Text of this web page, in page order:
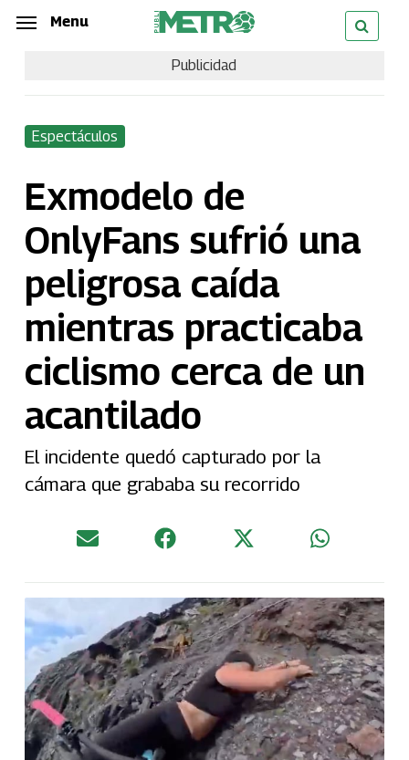
Skip
content
Menu
Publicidad
Espectáculos
Exmodelo de
OnlyFans sufrió una
peligrosa caída
mientras practicaba
ciclismo cerca de un
acantilado
El incidente quedó capturado por la
cámara que grababa su recorrido
Menu